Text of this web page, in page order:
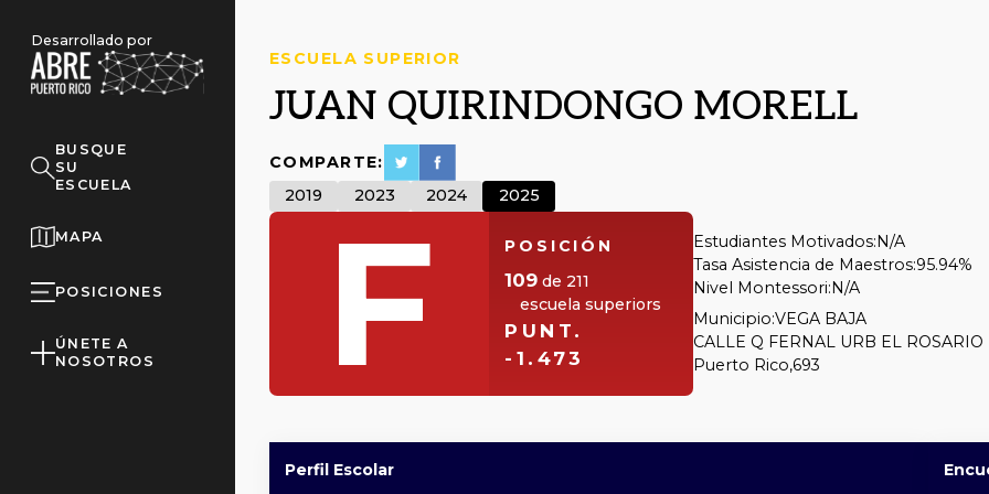
Desarrollado por
BUSQUE
SU
ESCUELA
MAPA
POSICIONES
ÚNETE A
NOSOTROS
ESCUELA SUPERIOR
JUAN QUIRINDONGO MORELL
COMPARTE:
2019
2023 2024 2025
F POSICIÓN
109 de 211
escuela superiors
PUNT.
-1.473
Estudiantes Motivados:N/A
Tasa Asistencia de Maestros:95.94%
Nivel Montessori:N/A
Municipio:VEGA BAJA
CALLE Q FERNAL URB EL ROSARIO
Puerto Rico,693
Perfil Escolar